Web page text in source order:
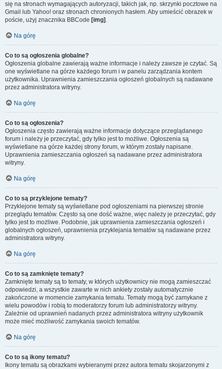
się na stronach wymagających autoryzacji, takich jak, np. skrzynki pocztowe na
Gmail lub Yahoo! oraz stronach chronionych hasłem. Aby umieścić obrazek w
poście, użyj znacznika BBCode [img] .
Na górę
Co to są ogłoszenia globalne?
Ogłoszenia globalne zawierają ważne informacje i należy zawsze je czytać. Są
one wyświetlane na górze każdego forum i w panelu zarządzania kontem
użytkownika. Uprawnienia zamieszczania ogłoszeń globalnych są nadawane
przez administratora witryny.
Na górę
Co to są ogłoszenia?
Ogłoszenia często zawierają ważne informacje dotyczące przeglądanego
forum i należy je przeczytać, gdy tylko jest to możliwe. Ogłoszenia są
wyświetlane na górze każdej strony forum, w którym zostały napisane.
Uprawnienia zamieszczania ogłoszeń są nadawane przez administratora
witryny.
Na górę
Co to są przyklejone tematy?
Przyklejone tematy są wyświetlane pod ogłoszeniami na pierwszej stronie
przeglądu tematów. Często są one dość ważne, więc należy je przeczytać, gdy
tylko jest to możliwe. Podobnie, jak uprawnienia zamieszczania ogłoszeń i
globalnych ogłoszeń, uprawnienia przyklejania tematów są nadawane przez
administratora witryny.
Na górę
Co to są zamknięte tematy?
Zamknięte tematy są to tematy, w których użytkownicy nie mogą zamieszczać
odpowiedzi, a wszystkie zawarte w nich ankiety zostały automatycznie
zakończone w momencie zamykania tematu. Tematy mogą być zamykane z
wielu powodów i robią to moderatorzy forum lub administratorzy witryny.
Zależnie od uprawnień nadanych przez administratora witryny użytkownik
może mieć możliwość zamykania swoich tematów.
Na górę
Co to są ikony tematu?
Ikony tematu są obrazkami wybieranymi przez autora tematu skojarzonymi z